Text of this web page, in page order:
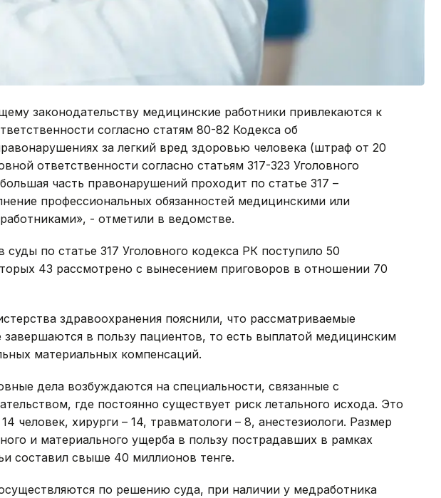
законодательству медицинские работники привлекаются к
согласно статям 80-82 Кодекса об
за легкий вред здоровью человека (штраф от 20
ответственности согласно статьям 317-323 Уголовного
часть правонарушений проходит по статье 317 –
профессиональных обязанностей медицинскими или
- отметили в ведомстве.
суды по статье 317 Уголовного кодекса РК поступило 50
43 рассмотрено с вынесением приговоров в отношении 70
здравоохранения пояснили, что рассматриваемые
завершаются в пользу пациентов, то есть выплатой медицинским
материальных компенсаций.
дела возбуждаются на специальности, связанные с
где постоянно существует риск летального исхода. Это
человек, хирурги – 14, травматологи – 8, анестезиологи. Размер
и материального ущерба в пользу пострадавших в рамках
составил свыше 40 миллионов тенге.
по решению суда, при наличии у медработника